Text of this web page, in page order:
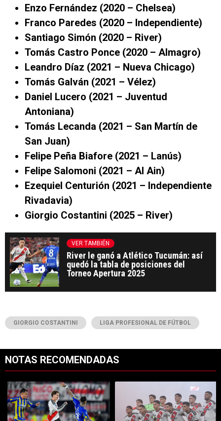
Enzo Fernández (2020 – Chelsea)
Franco Paredes (2020 – Independiente)
Santiago Simón (2020 – River)
Tomás Castro Ponce (2020 – Almagro)
Leandro Díaz (2021 – Nueva Chicago)
Tomás Galván (2021 – Vélez)
Daniel Lucero (2021 – Juventud
Antoniana)
Tomás Lecanda (2021 – San Martín de
San Juan)
Felipe Peña Biafore (2021 – Lanús)
Felipe Salomoni (2021 – Al Ain)
Ezequiel Centurión (2021 – Independiente
Rivadavia)
Giorgio Costantini (2025 – River)
VER TAMBIÉN
River le ganó a Atlético Tucumán: así
quedó la tabla de posiciones del
Torneo Apertura 2025
GIORGIO COSTANTINI LIGA PROFESIONAL DE FÚTBOL
NOTAS RECOMENDADAS
Un artículo de tendencia con el título "River vs. Rosario Central:
Un artículo de tendencia con el